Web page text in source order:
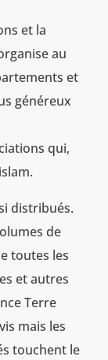
et la
au
et
généreux
qui,
distribués.
de
toutes les
et autres
Terre
mais les
touchent le